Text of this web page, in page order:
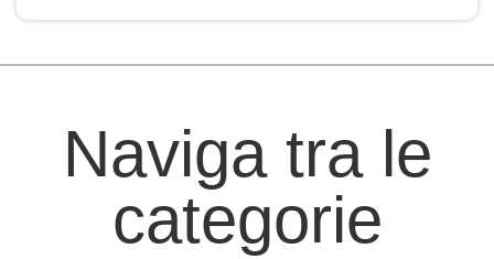
Naviga tra le
categorie